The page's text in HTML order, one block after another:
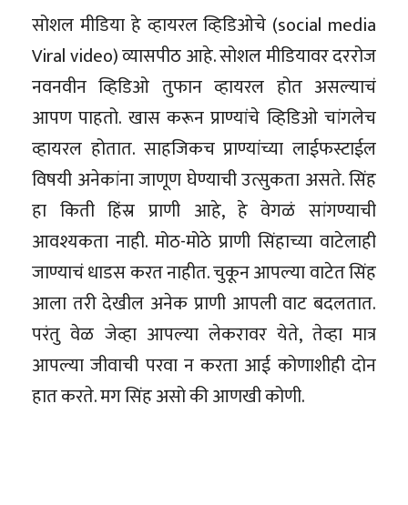
सोशल मीडिया हे व्हायरल व्हिडिओचे (social media
Viral video) व्यासपीठ आहे. सोशल मीडियावर दररोज
नवनवीन व्हिडिओ तुफान व्हायरल होत असल्याचं
आपण पाहतो. खास करून प्राण्यांचे व्हिडिओ चांगलेच
व्हायरल होतात. साहजिकच प्राण्यांच्या लाईफस्टाईल
विषयी अनेकांना जाणूण घेण्याची उत्सुकता असते. सिंह
हा किती हिंस्र प्राणी आहे, हे वेगळं सांगण्याची
आवश्यकता नाही. मोठ-मोठे प्राणी सिंहाच्या वाटेलाही
जाण्याचं धाडस करत नाहीत. चुकून आपल्या वाटेत सिंह
आला तरी देखील अनेक प्राणी आपली वाट बदलतात.
परंतु वेळ जेव्हा आपल्या लेकरावर येते, तेव्हा मात्र
आपल्या जीवाची परवा न करता आई कोणाशीही दोन
हात करते. मग सिंह असो की आणखी कोणी.